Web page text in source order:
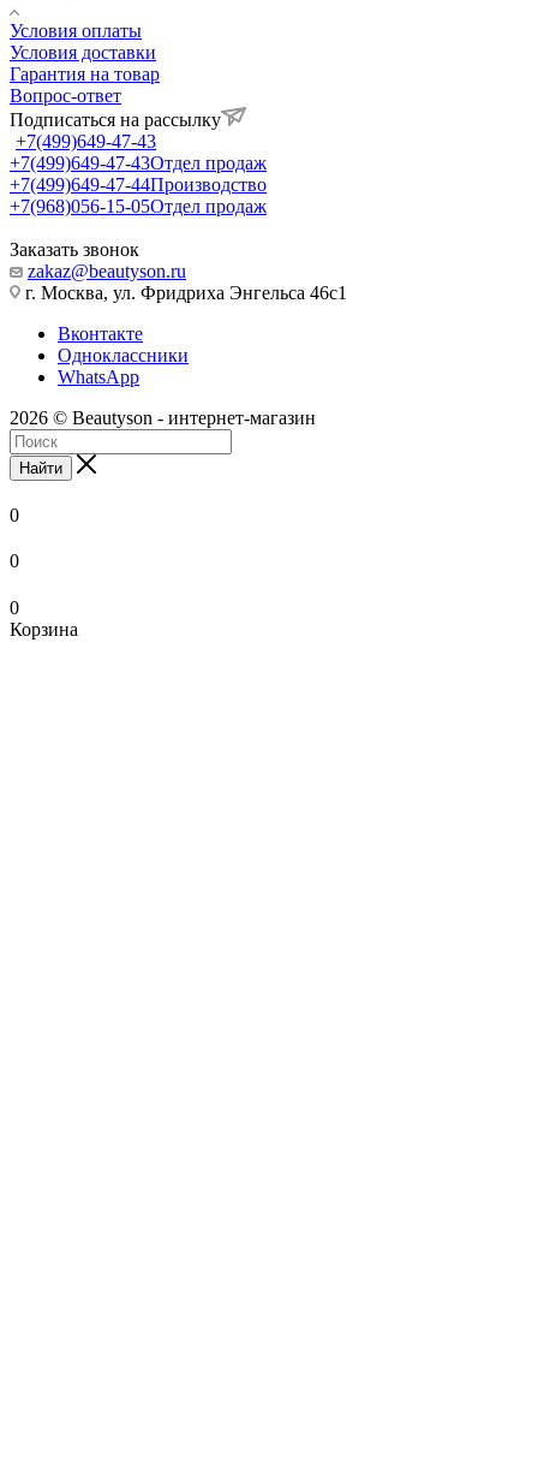
Условия оплаты
Условия доставки
Гарантия на товар
Вопрос-ответ
Подписаться на рассылку
+7(499)649-47-43
+7(499)649-47-43Отдел продаж
+7(499)649-47-44Производство
+7(968)056-15-05Отдел продаж
Заказать звонок
zakaz@beautyson.ru
г. Москва, ул. Фридриха Энгельса 46с1
Вконтакте
Одноклассники
WhatsApp
2026 © Beautyson - интернет-магазин
Найти
0
0
0
Корзина